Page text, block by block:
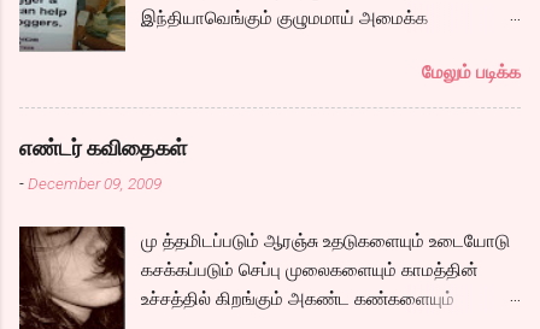
ஆண்ட்ரியாவின் அமைதியான கேரக்டரும்,
கார்த்தியின் அடாவடி, தடாலடி வெட்டி பேச்சு க...
இந்தியாவெங்கும் குழுமமாய் அமைக்க
பதிவர் சந்திப்புக்கு ஏற்பாடு செய்திருந்தது.
இவர்கள் வருடா வருடம் நடத்துவதுதான். இம்முறை
நிறைய தமிழ் வலைப்பூக்கள் நடத்துபவர்களும்
கலந்து கொண்டோம்.
மேலும் படிக்க
எண்டர் கவிதைகள்
-December 09, 2009
மு த்தமிடப்படும் ஆரஞ்சு உதடுகளையும் உடையோடு
கசக்கப்படும் செப்பு முலைகளையும் காமத்தின்
உச்சத்தில் கிறங்கும் அகண்ட கண்களையும்